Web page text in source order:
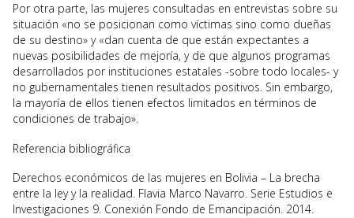
Por otra parte, las mujeres consultadas en entrevistas sobre su
situación «no se posicionan como víctimas sino como dueñas
de su destino» y «dan cuenta de que están expectantes a
nuevas posibilidades de mejoría, y de que algunos programas
desarrollados por instituciones estatales -sobre todo locales- y
no gubernamentales tienen resultados positivos. Sin embargo,
la mayoría de ellos tienen efectos limitados en términos de
condiciones de trabajo».
Referencia bibliográfica
Derechos económicos de las mujeres en Bolivia – La brecha
entre la ley y la realidad. Flavia Marco Navarro. Serie Estudios e
Investigaciones 9. Conexión Fondo de Emancipación. 2014.